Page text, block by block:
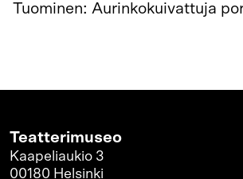
Tuominen: Aurinkokuivattuja
Teatterimuseo
Kaapeliaukio 3
00180 Helsinki